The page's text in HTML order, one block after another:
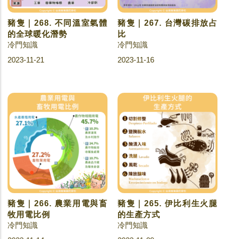
豬隻｜268. 不同溫室氣體
的全球暖化潛勢
冷門知識
2023-11-21
豬隻｜267. 台灣碳排放占
比
冷門知識
2023-11-16
豬隻｜266. 農業用電與畜
牧用電比例
冷門知識
豬隻｜265. 伊比利生火腿
的生產方式
冷門知識